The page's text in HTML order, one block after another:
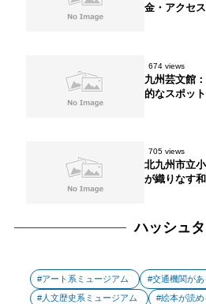
金・アクセ
674 views
九州芸文館
的なスポット
705 views
北九州市立
が織りなす
ハッシュ
アート系ミュージアム 交通機関が
人文歴史系ミュージアム 絵本が読